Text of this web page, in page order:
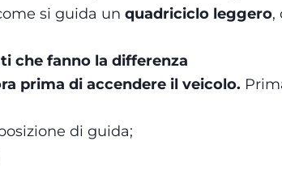
si guida un quadriciclo leggero,
che fanno la differenza
prima di accendere il veicolo.
di guida;